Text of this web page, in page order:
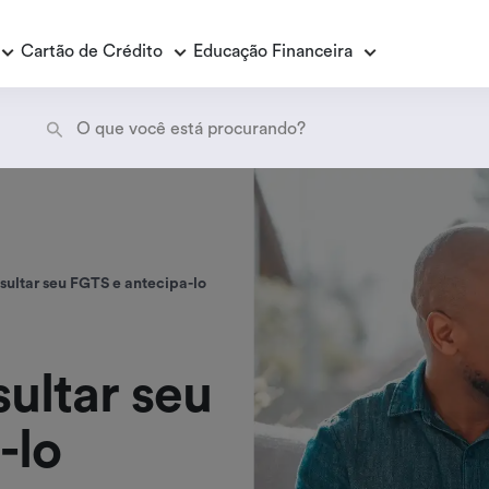
Empréstimo Consignado
Empréstimo Consignado Loas
Cartão de Crédito Educação Financeira
seu FGTS e antecipa-lo
seu
lo